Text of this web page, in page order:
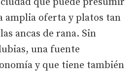
amplia oferta y platos tan
ancas de rana. Sin
una fuente
y que tiene también